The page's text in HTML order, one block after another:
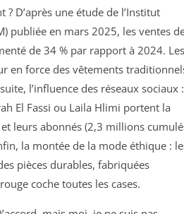
D’après une étude de l’Institut
publiée en mars 2025, les ventes
de 34 % par rapport à 2024. Les
en force des vêtements
l’influence des réseaux sociaux
El Fassi ou Laila Hlimi portent la
leurs abonnés (2,3 millions
la montée de la mode éthique :
pièces durables, fabriquées
coche toutes les cases.